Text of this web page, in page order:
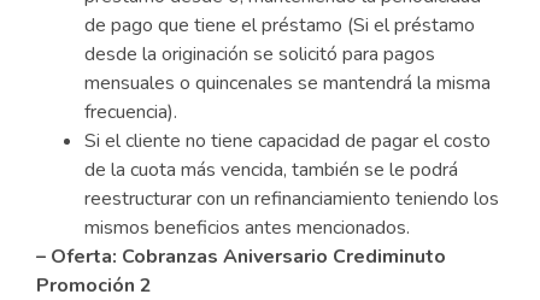
de pago que tiene el préstamo (Si el préstamo
desde la originación se solicitó para pagos
mensuales o quincenales se mantendrá la misma
frecuencia).
Si el cliente no tiene capacidad de pagar el costo
de la cuota más vencida, también se le podrá
reestructurar con un refinanciamiento teniendo los
mismos beneficios antes mencionados.
– Oferta: Cobranzas Aniversario Crediminuto
Promoción 2